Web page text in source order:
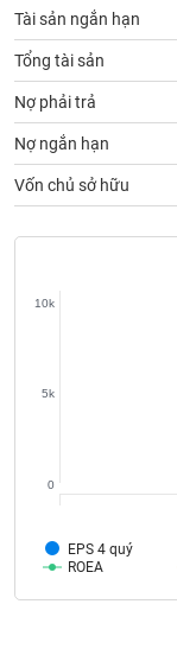
Tài sản ngắn hạn
Tổng tài sản
Nợ phải trả
Nợ ngắn hạn
Vốn chủ sở hữu
EPS 4 quý
ROEA
0
5k
10k
Mã
chứng
khoán
(-)
Tất cả Cổ
Lãnh
đạo
của